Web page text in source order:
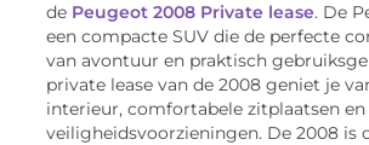
de Peugeot 2008 Private lease. De
een compacte SUV die de perfecte
van avontuur en praktisch
private lease van de 2008 geniet je
interieur, comfortabele zitplaatsen en
veiligheidsvoorzieningen. De 2008 is